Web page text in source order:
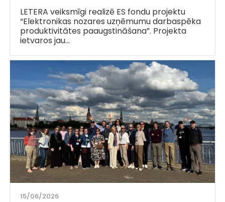
LETERA veiksmīgi realizē ES fondu projektu
“Elektronikas nozares uzņēmumu darbaspēka
produktivitātes paaugstināšana”. Projekta
ietvaros jau…
15/06/2026